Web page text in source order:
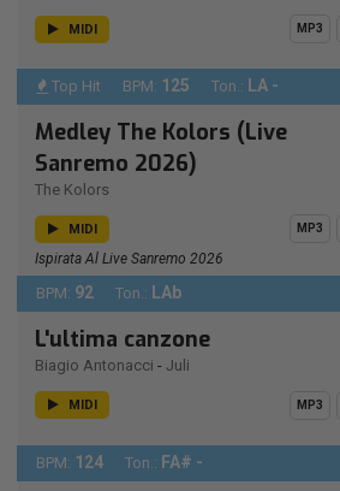
MIDI MP3
Top Hit BPM: 125 Ton.: LA -
Medley The Kolors (Live
Sanremo 2026)
The Kolors
MIDI MP3
Ispirata Al Live Sanremo 2026
BPM: 92 Ton.: LAb
L'ultima canzone
Biagio Antonacci - Juli
MIDI MP3
BPM: 124 Ton.: FA# -